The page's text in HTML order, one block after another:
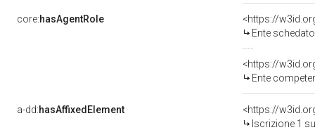
core:hasAgentRole
<https://
Ente schedatore del
<https://
Ente competente
a-dd:hasAffixedElement
<https://
Iscrizione 1